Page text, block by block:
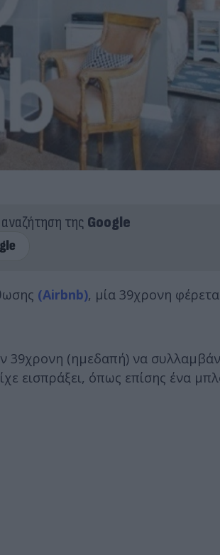
της Google
(Airbnb), μία 39χρονη
39χρονη (ημεδαπή) να
εισπράξει, όπως επίσης ένα